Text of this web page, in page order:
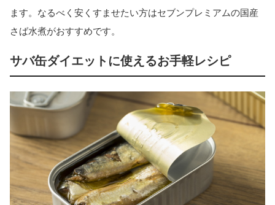
ます。なるべく安くすませたい方はセブンプレミアムの国産
さば水煮がおすすめです。
サバ缶ダイエットに使えるお手軽レシピ